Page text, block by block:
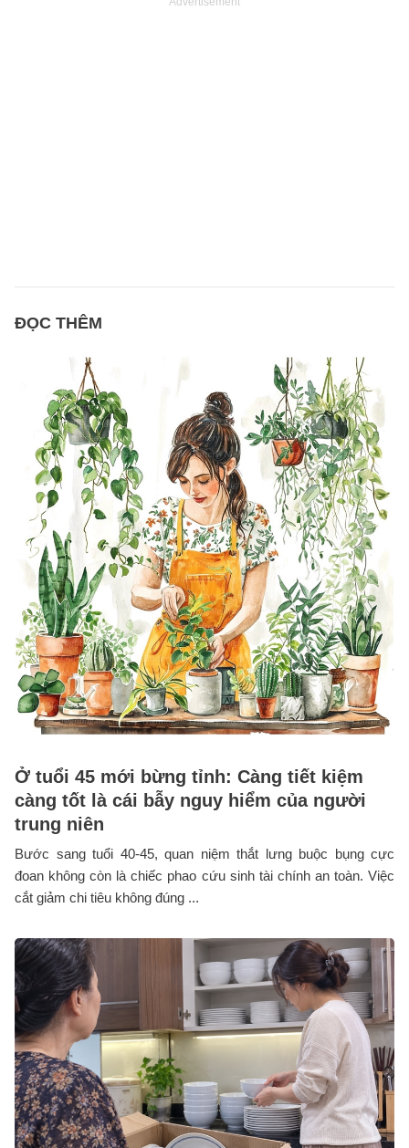
ĐỌC THÊM
Ở tuổi 45 mới bừng tỉnh: Càng tiết kiệm
càng tốt là cái bẫy nguy hiểm của người
trung niên
Bước sang tuổi 40-45, quan niệm thắt lưng buộc bụng cực
đoan không còn là chiếc phao cứu sinh tài chính an toàn. Việc
cắt giảm chi tiêu không đúng ...